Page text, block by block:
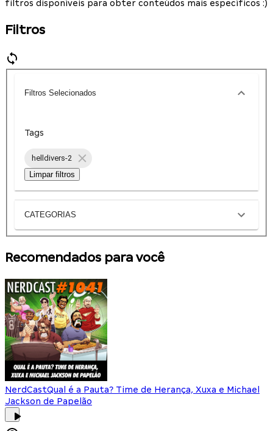
filtros disponíveis para obter conteúdos mais específicos :)
Filtros
Filtros Selecionados
Tags
helldivers-2
Limpar filtros
CATEGORIAS
Recomendados para você
NerdCastQual é a Pauta? Time de Herança, Xuxa e Michael
Jackson de Papelão